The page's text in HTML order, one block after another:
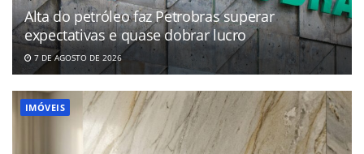
Alta do petróleo faz Petrobras superar
expectativas e quase dobrar lucro
7 DE AGOSTO DE 2026
IMÓVEIS